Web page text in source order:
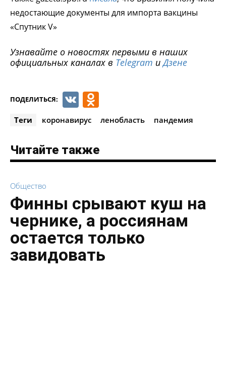
недостающие документы для импорта вакцины
«Спутник V»
Узнавайте о новостях первыми в наших
официальных каналах в Telegram иДзене
ПОДЕЛИТЬСЯ: VK
Теги коронавирус ленобласть пандемия
Читайте также
Общество
Финны срывают куш на
чернике, а россиянам
остается только
завидовать